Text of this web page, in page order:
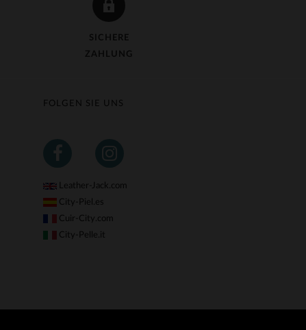
SICHERE
ZAHLUNG
FOLGEN SIE UNS
Leather-Jack.com
City-Piel.es
Cuir-City.com
City-Pelle.it